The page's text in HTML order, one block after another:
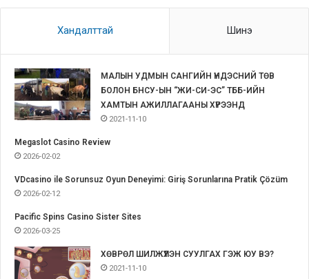
Хандалттай Шинэ
МАЛЫН УДМЫН САНГИЙН ҮНДЭСНИЙ ТӨВ
БОЛОН БНСУ-ЫН “ЖИ-СИ-ЭС” ТББ-ИЙН
ХАМТЫН АЖИЛЛАГААНЫ ХҮРЭЭНД
2021-11-10
Megaslot Casino Review
2026-02-02
VDcasino ile Sorunsuz Oyun Deneyimi: Giriş Sorunlarına Pratik Çözüm
2026-02-12
Pacific Spins Casino Sister Sites
2026-03-25
ХӨВРӨЛ ШИЛЖҮҮЛЭН СУУЛГАХ ГЭЖ ЮУ ВЭ?
2021-11-10